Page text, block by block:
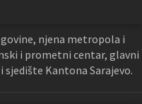
njena metropola i
i prometni centar, glavni
sjedište Kantona Sarajevo.